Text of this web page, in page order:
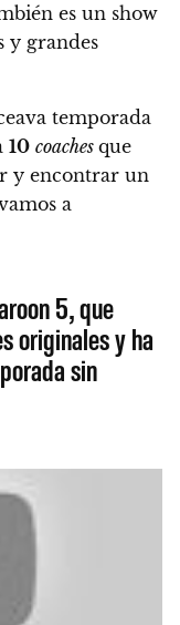
es un show
y grandes
temporada
10 coaches que
y encontrar un
a
5, que
originales y ha
sin